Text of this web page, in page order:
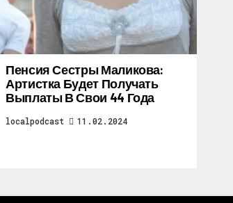
Пенсия Сестры Маликова:
Артистка Будет Получать
Выплаты В Свои 44 Года
localpodcast 11.02.2024